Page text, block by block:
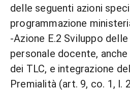
delle seguenti azioni
programmazione
-Azione E.2 Sviluppo
personale docente,
dei TLC, e integrazione
Premialità (art. 9, co. 1, l.